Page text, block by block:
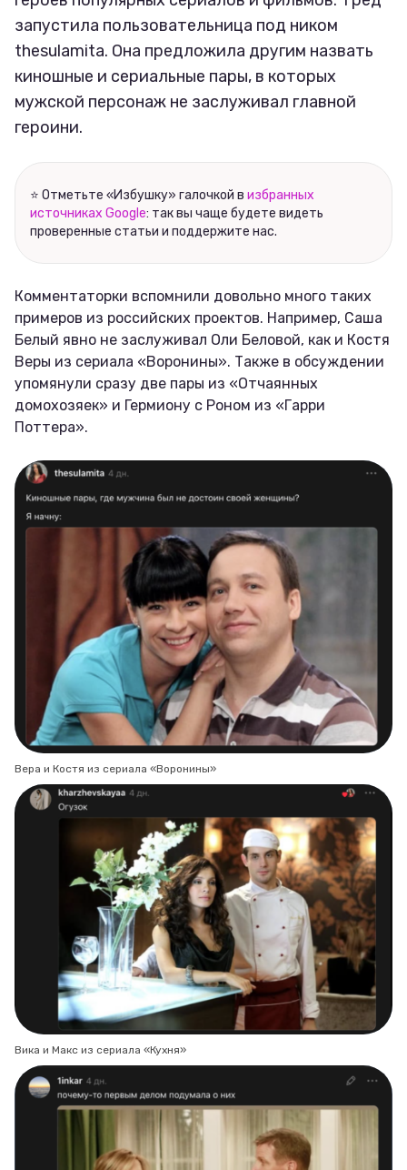
запустила пользовательница под ником
thesulamita. Она предложила другим назвать
киношные и сериальные пары, в которых
мужской персонаж не заслуживал главной
героини.
⭐ Отметьте «Избушку» галочкой в избранных
источниках Google: так вы чаще будете видеть
проверенные статьи и поддержите нас.
Комментаторки вспомнили довольно много таких
примеров из российских проектов. Например, Саша
Белый явно не заслуживал Оли Беловой, как и Костя
Веры из сериала «Воронины». Также в обсуждении
упомянули сразу две пары из «Отчаянных
домохозяек» и Гермиону с Роном из «Гарри
Поттера».
Вера и Костя из сериала «Воронины»
Вика и Макс из сериала «Кухня»